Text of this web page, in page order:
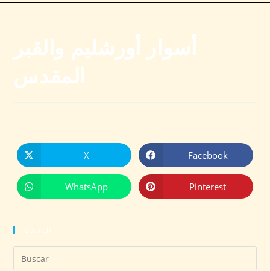
أسوار أورشليم والقبر
المقدس
X Facebook
WhatsApp Pinterest
Search